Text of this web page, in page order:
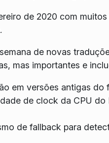
de 2020 com
de novas
mas importantes e
em versões antigas do
de clock da CPU do
de fallback para